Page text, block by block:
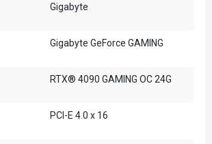
Gigabyte
Gigabyte GeForce GAMING
RTX® 4090 GAMING OC 24G
PCI-E 4.0 x 16